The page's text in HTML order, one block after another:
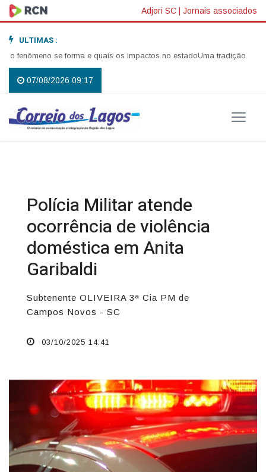
Adjori SC | Jornais associados
ULTIMAS :
se forma e quais os impactos no estadoUma tradição que
07/08/2026 09:17
Polícia Militar atende
ocorrência de violência
doméstica em Anita
Garibaldi
Subtenente OLIVEIRA 3ª Cia PM de
Campos Novos - SC
03/10/2025 14:41